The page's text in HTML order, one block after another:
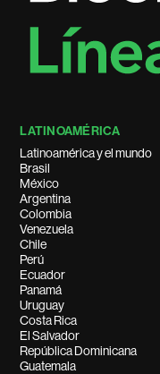
LATINOAMÉRICA
Latinoamérica y el mundo
Brasil
México
Argentina
Colombia
Venezuela
Chile
Perú
Ecuador
Panamá
Uruguay
Costa Rica
El Salvador
República Dominicana
Guatemala